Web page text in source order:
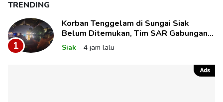
TRENDING
1
Korban Tenggelam di Sungai Siak
Belum Ditemukan, Tim SAR Gabungan
Lanjutkan Pencarian
Siak - 4 jam lalu